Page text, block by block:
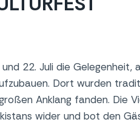
22. Juli die Gelegenheit,
Dort wurden
Anklang fanden. Die
wider und bot den